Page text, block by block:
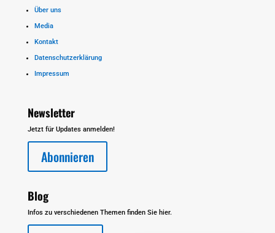
Über uns
Media
Kontakt
Datenschutzerklärung
Impressum
Newsletter
Jetzt für Updates anmelden!
Abonnieren
Blog
Infos zu verschiedenen Themen finden Sie hier.